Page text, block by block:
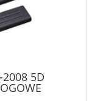
2008 5D